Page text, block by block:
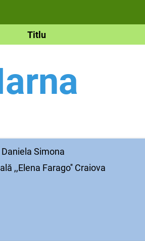
Titlu
Simona
,,Elena Farago'' Craiova